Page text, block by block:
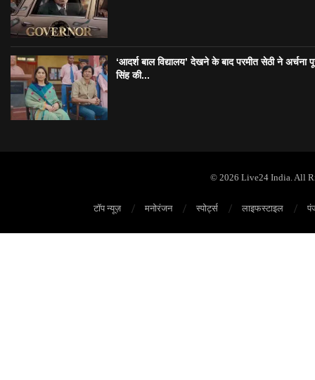
‘आदर्श बाल विद्यालय’ देखने के बाद परमीत सेठी ने अर्चना
सिंह की...
© 2026 Live24 India. All
टॉप न्यूज़ मनोरंजन स्पोर्ट्स लाइफस्टाइल